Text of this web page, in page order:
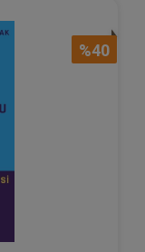
%40